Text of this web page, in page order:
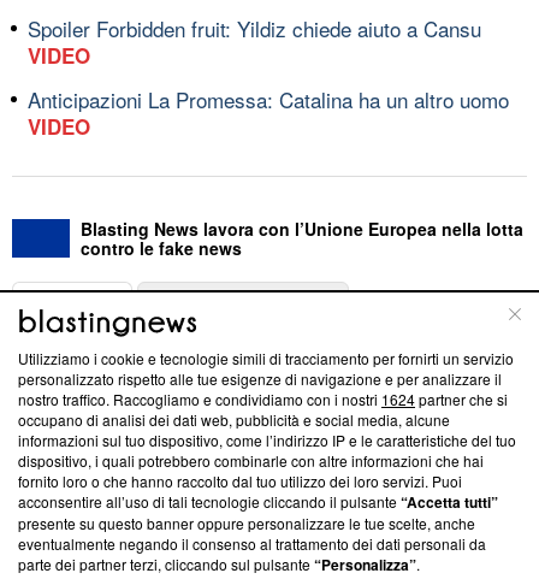
Spoiler Forbidden fruit: Yildiz chiede aiuto a Cansu
VIDEO
Anticipazioni La Promessa: Catalina ha un altro uomo
VIDEO
Blasting News lavora con l’Unione Europea nella lotta
contro le fake news
ABOUT
Questa sezione offre informazioni trasparenti su Blasting
News, sui nostri processi editoriali e su come ci impegniamo a
creare news di qualità. Inoltre, afferma la nostra aderenza a
‘Trust Project - News with Integrity’Blasting News non è
ancora membro del programma, ma ha richiesto di farne
parte; Trust Project non ha ancora effettuato una verifica di
conformità agli standard.
Su di noi
Utilizziamo i cookie e tecnologie simili di tracciamento per fornirti un servizio
personalizzato rispetto alle tue esigenze di navigazione e per analizzare il
nostro traffico. Raccogliamo e condividiamo con i nostri 1624partner che si
occupano di analisi dei dati web, pubblicità e social media, alcune
informazioni sul tuo dispositivo, come l’indirizzo IP e le caratteristiche del tuo
dispositivo, i quali potrebbero combinarle con altre informazioni che hai
fornito loro o che hanno raccolto dal tuo utilizzo dei loro servizi. Puoi
acconsentire all’uso di tali tecnologie cliccando il pulsante“Accetta tutti”
presente su questo banner oppure personalizzare le tue scelte, anche
eventualmente negando il consenso al trattamento dei dati personali da
parte dei partner terzi, cliccando sul pulsante“Personalizza”.